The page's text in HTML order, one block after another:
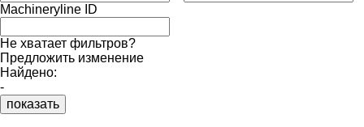
Machineryline ID
Не хватает фильтров?
Предложить изменение
Найдено:
-
показать